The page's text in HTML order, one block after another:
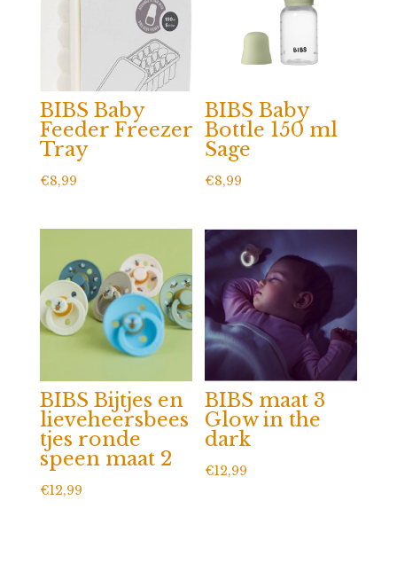
BIBS Baby
Feeder Freezer
Tray
€8,99
BIBS Baby
Bottle 150 ml
Sage
€8,99
BIBS Bijtjes en
lieveheersbees
tjes ronde
speen maat 2
€12,99
BIBS maat 3
Glow in the
dark
€12,99